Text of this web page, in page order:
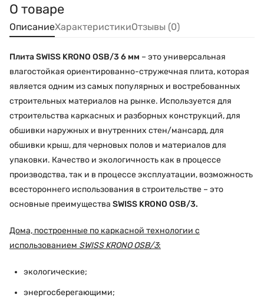
О товаре
ОписаниеХарактеристикиОтзывы (0)
Плита SWISS KRONO OSB/3 6 мм – это универсальная
влагостойкая ориентированно-стружечная плита, которая
является одним из самых популярных и востребованных
строительных материалов на рынке. Используется для
строительства каркасных и разборных конструкций, для
обшивки наружных и внутренних стен/мансард, для
обшивки крыш, для черновых полов и материалов для
упаковки. Качество и экологичность как в процессе
производства, так и в процессе эксплуатации, возможность
всестороннего использования в строительстве – это
основные преимущества SWISS KRONO OSB/3.
Дома, построенные по каркасной технологии с
использованием SWISS KRONO OSB/3:
экологические;
энергосберегающими;